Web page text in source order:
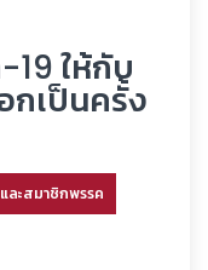
19 ให้กับ
เป็นครั้ง
ละสมาชิกพรรค